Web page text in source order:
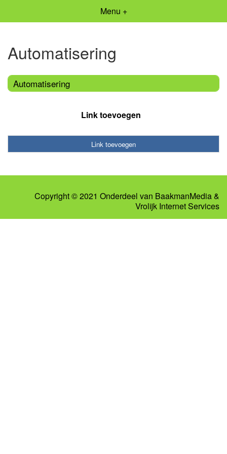
Menu +
Automatisering
Automatisering
Link toevoegen
Link toevoegen
Copyright © 2021 Onderdeel van BaakmanMedia&
Vrolijk Internet Services